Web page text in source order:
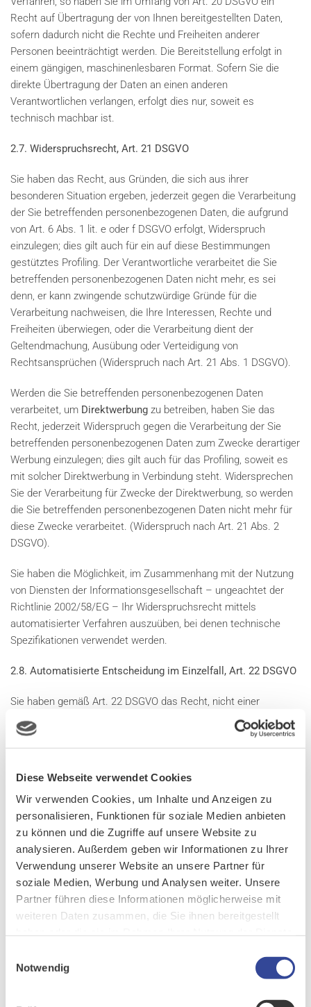
Diese Webseite verwendet Cookies
Wir verwenden Cookies, um Inhalte und Anzeigen zu
personalisieren, Funktionen für soziale Medien anbieten
zu können und die Zugriffe auf unsere Website zu
analysieren. Außerdem geben wir Informationen zu Ihrer
Verwendung unserer Website an unsere Partner für
soziale Medien, Werbung und Analysen weiter. Unsere
Partner führen diese Informationen möglicherweise mit
weiteren Daten zusammen, die Sie ihnen bereitgestellt
Notwendig
Recht auf Übertragung der von Ihnen bereitgestellten Daten,
sofern dadurch nicht die Rechte und Freiheiten anderer
Personen beeinträchtigt werden. Die Bereitstellung erfolgt in
einem gängigen, maschinenlesbaren Format. Sofern Sie die
direkte Übertragung der Daten an einen anderen
Verantwortlichen verlangen, erfolgt dies nur, soweit es
technisch machbar ist.
2.7. Widerspruchsrecht, Art. 21 DSGVO
Sie haben das Recht, aus Gründen, die sich aus ihrer
besonderen Situation ergeben, jederzeit gegen die Verarbeitung
der Sie betreffenden personenbezogenen Daten, die aufgrund
von Art. 6 Abs. 1 lit. e oder f DSGVO erfolgt, Widerspruch
einzulegen; dies gilt auch für ein auf diese Bestimmungen
gestütztes Profiling. Der Verantwortliche verarbeitet die Sie
betreffenden personenbezogenen Daten nicht mehr, es sei
denn, er kann zwingende schutzwürdige Gründe für die
Verarbeitung nachweisen, die Ihre Interessen, Rechte und
Freiheiten überwiegen, oder die Verarbeitung dient der
Geltendmachung, Ausübung oder Verteidigung von
Rechtsansprüchen (Widerspruch nach Art. 21 Abs. 1 DSGVO).
Werden die Sie betreffenden personenbezogenen Daten
verarbeitet, um Direktwerbung zu betreiben, haben Sie das
Recht, jederzeit Widerspruch gegen die Verarbeitung der Sie
betreffenden personenbezogenen Daten zum Zwecke derartiger
Werbung einzulegen; dies gilt auch für das Profiling, soweit es
mit solcher Direktwerbung in Verbindung steht. Widersprechen
Sie der Verarbeitung für Zwecke der Direktwerbung, so werden
die Sie betreffenden personenbezogenen Daten nicht mehr für
diese Zwecke verarbeitet. (Widerspruch nach Art. 21 Abs. 2
DSGVO).
Sie haben die Möglichkeit, im Zusammenhang mit der Nutzung
von Diensten der Informationsgesellschaft – ungeachtet der
Richtlinie 2002/58/EG – Ihr Widerspruchsrecht mittels
automatisierter Verfahren auszuüben, bei denen technische
Spezifikationen verwendet werden.
2.8. Automatisierte Entscheidung im Einzelfall, Art. 22 DSGVO
Sie haben gemäß Art. 22 DSGVO das Recht, nicht einer
ausschließlich auf einer automatisierten Verarbeitung –
einschließlich Profiling – beruhenden Entscheidung unterworfen
zu werden, die Ihnen gegenüber rechtliche Wirkung entfaltet
nicht, wenn die Entscheidung (1) für den Abschluss oder die
Erfüllung eines Vertrags zwischen Ihnen und dem
Verantwortlichen erforderlich ist, (2) aufgrund von
Rechtsvorschriften der Union oder der Mitgliedstaaten, denen
der Verantwortliche unterliegt, zulässig ist und diese
Rechtsvorschriften angemessene Maßnahmen zur Wahrung
Ihrer Rechte und Freiheiten sowie Ihrer berechtigten Interessen
enthalten oder (3) mit Ihrer ausdrücklichen Einwilligung erfolgt.
beruhen, sofern nicht Art. 9 Abs. 2 lit. a oder g gilt und
angemessene Maßnahmen zum Schutz der Rechte und
Freiheiten sowie Ihrer berechtigten Interessen getroffen